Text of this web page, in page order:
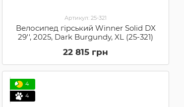
Артикул: 25-321
Велосипед гірський Winner Solid DX
29'', 2025, Dark Burgundy, XL (25-321)
22 815 грн
4
4